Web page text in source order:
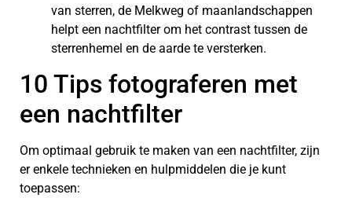
van sterren, de Melkweg of maanlandschappen
helpt een nachtfilter om het contrast tussen de
sterrenhemel en de aarde te versterken.
10 Tips fotograferen met
een nachtfilter
Om optimaal gebruik te maken van een nachtfilter, zijn
er enkele technieken en hulpmiddelen die je kunt
toepassen: